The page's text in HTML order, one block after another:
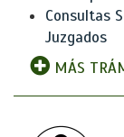
Consultas
Juzgados
MÁS